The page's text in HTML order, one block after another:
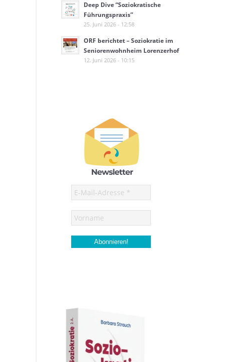
Deep Dive “Soziokratische
Führungspraxis”
25. Juni 2026 - 12:58
ORF berichtet – Soziokratie im
Seniorenwohnheim Lorenzerhof
12. Juni 2026 - 10:15